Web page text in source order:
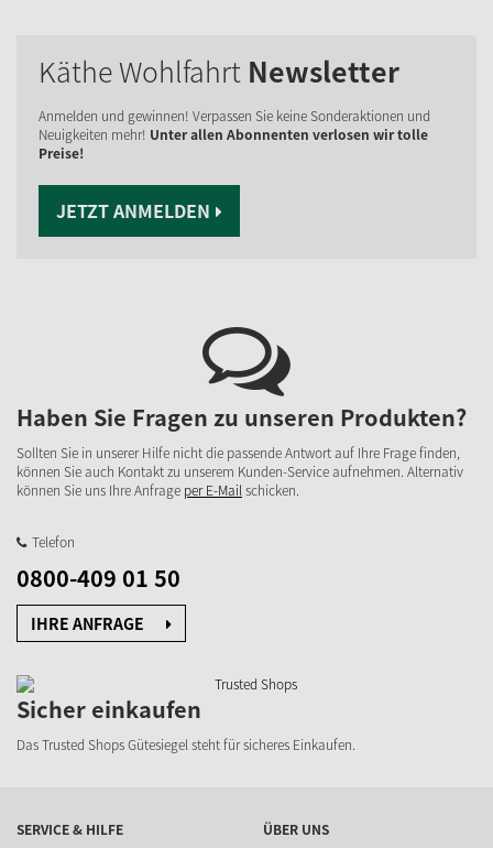
Käthe Wohlfahrt Newsletter
Anmelden und gewinnen! Verpassen Sie keine Sonderaktionen und
Neuigkeiten mehr! Unter allen Abonnenten verlosen wir tolle
Preise!
JETZT ANMELDEN
Haben Sie Fragen zu unseren Produkten?
Sollten Sie in unserer Hilfe nicht die passende Antwort auf Ihre Frage finden,
können Sie auch Kontakt zu unserem Kunden-Service aufnehmen. Alternativ
können Sie uns Ihre Anfrage per E-Mailschicken.
Telefon
0800-409 01 50
IHRE ANFRAGE
Sicher einkaufen
Das Trusted Shops Gütesiegel steht für sicheres Einkaufen.
SERVICE & HILFE
ÜBER UNS